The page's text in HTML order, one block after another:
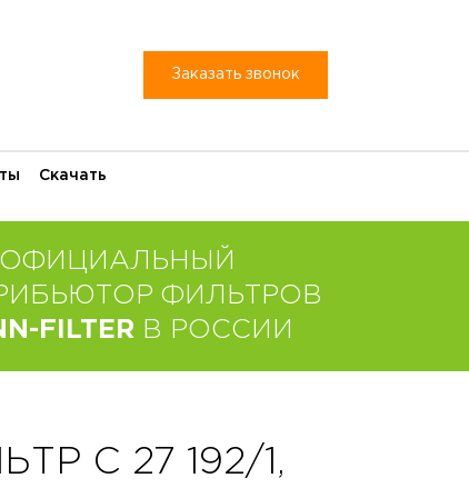
Заказать звонок
Скачать
ОФИЦИАЛЬНЫЙ
ФИЛЬТРОВ
FILTER В РОССИИ
C 27 192/1,